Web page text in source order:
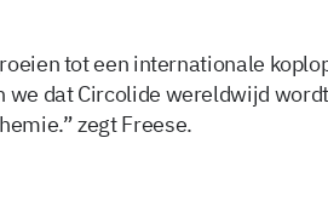
tot een internationale
we dat Circolide wereldwijd
zegt Freese.